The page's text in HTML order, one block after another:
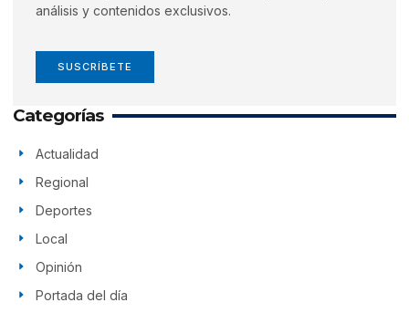
análisis y contenidos exclusivos.
SUSCRÍBETE
Categorías
Actualidad
Regional
Deportes
Local
Opinión
Portada del día